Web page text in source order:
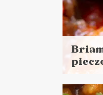
więcej
Czas